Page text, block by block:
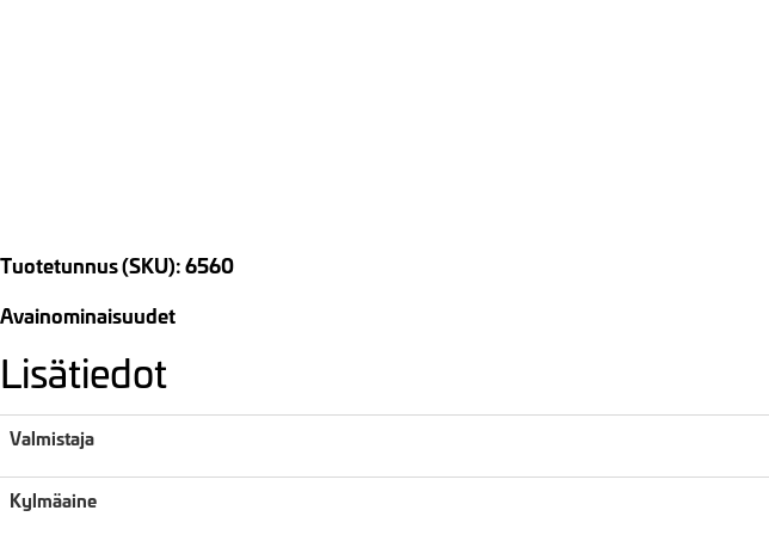
Tuotetunnus (SKU): 6560
Avainominaisuudet
Lisätiedot
Valmistaja
Kylmäaine